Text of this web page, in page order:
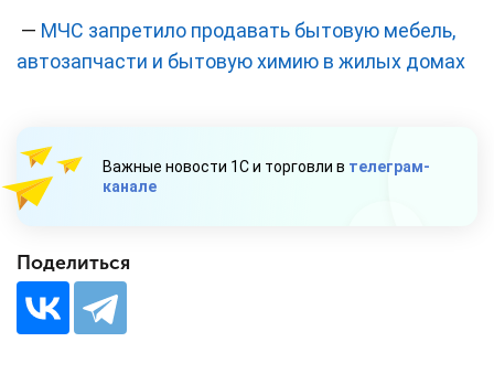
— МЧС запретило продавать бытовую мебель,
автозапчасти и бытовую химию в жилых домах
Важные новости 1С и торговли в телеграм-
канале
Поделиться